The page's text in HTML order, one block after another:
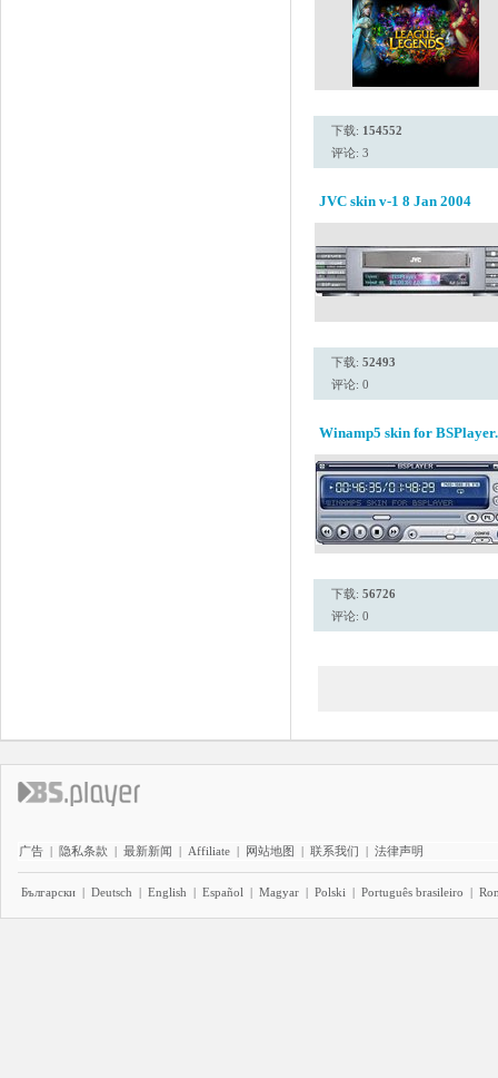
下载: 154552
评论: 3
JVC skin v-1 8 Jan 2004
下载: 52493
评论: 0
Winamp5 skin for
下载: 56726
评论: 0
广告 | 隐私条款 | 最新新闻 | Affiliate | 网站地图 | 联系我们 | 法律声明
Български | Deutsch | English | Español | Magyar | Polski | Português brasileiro |